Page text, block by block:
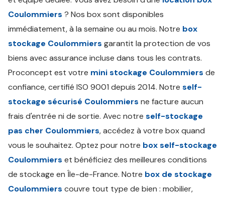
Coulommiers ? Nos box sont disponibles
immédiatement, à la semaine ou au mois. Notre box
stockage Coulommiers garantit la protection de vos
biens avec assurance incluse dans tous les contrats.
Proconcept est votre mini stockage Coulommiers de
confiance, certifié ISO 9001 depuis 2014. Notre self-
stockage sécurisé Coulommiers ne facture aucun
frais d'entrée ni de sortie. Avec notre self-stockage
pas cher Coulommiers, accédez à votre box quand
vous le souhaitez. Optez pour notre box self-stockage
Coulommiers et bénéficiez des meilleures conditions
de stockage en Île-de-France. Notre box de stockage
Coulommiers couvre tout type de bien : mobilier,